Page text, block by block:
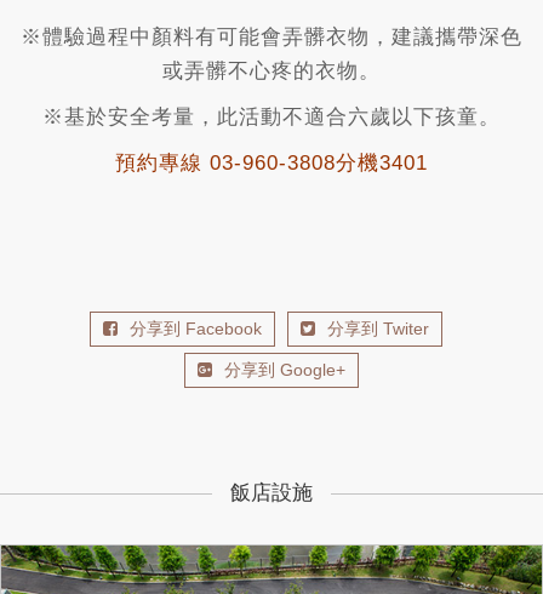
※體驗過程中顏料有可能會弄髒衣物，建議攜帶深色
或弄髒不心疼的衣物。
※基於安全考量，此活動不適合六歲以下孩童。
預約專線 03-960-3808分機3401
分享到 Facebook 分享到 Twiter
分享到 Google+
飯店設施